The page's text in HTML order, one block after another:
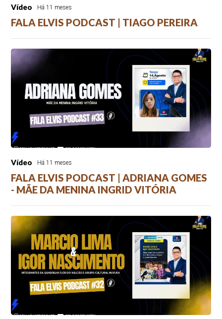
Vídeo Há 11 meses
FALA ELVIS PODCAST | TIAGO PEREIRA
Vídeo Há 11 meses
FALA ELVIS PODCAST | ADRIANA GOMES
- MÃE DA MENINA INGRID VITÓRIA